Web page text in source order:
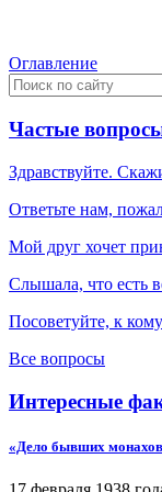
Оглавление
Частые
Здравствуйте.
Ответьте нам,
Мой друг хочет
Слышала, что есть
Посоветуйте, к
Все вопросы
Интересные
«Дело бывших